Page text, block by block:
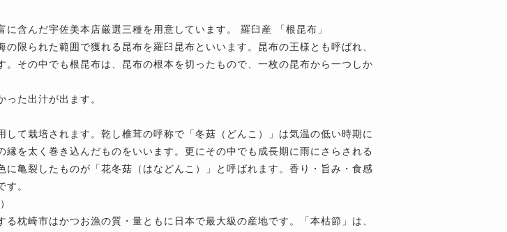
に含んだ宇佐美本店厳選三種を用意しています。 羅臼産 「根昆布」
限られた範囲で獲れる昆布を羅臼昆布といいます。昆布の王様とも呼ばれ、
。その中でも根昆布は、昆布の根本を切ったもので、一枚の昆布から一つしか
た出汁が出ます。
して栽培されます。乾し椎茸の呼称で「冬菇（どんこ）」は気温の低い時期に
縁を太く巻き込んだものをいいます。更にその中でも成長期に雨にさらされる
に亀裂したものが「花冬菇（はなどんこ）」と呼ばれます。香り・旨み・食感
。
る枕崎市はかつお漁の質・量ともに日本で最大級の産地です。「本枯節」は、